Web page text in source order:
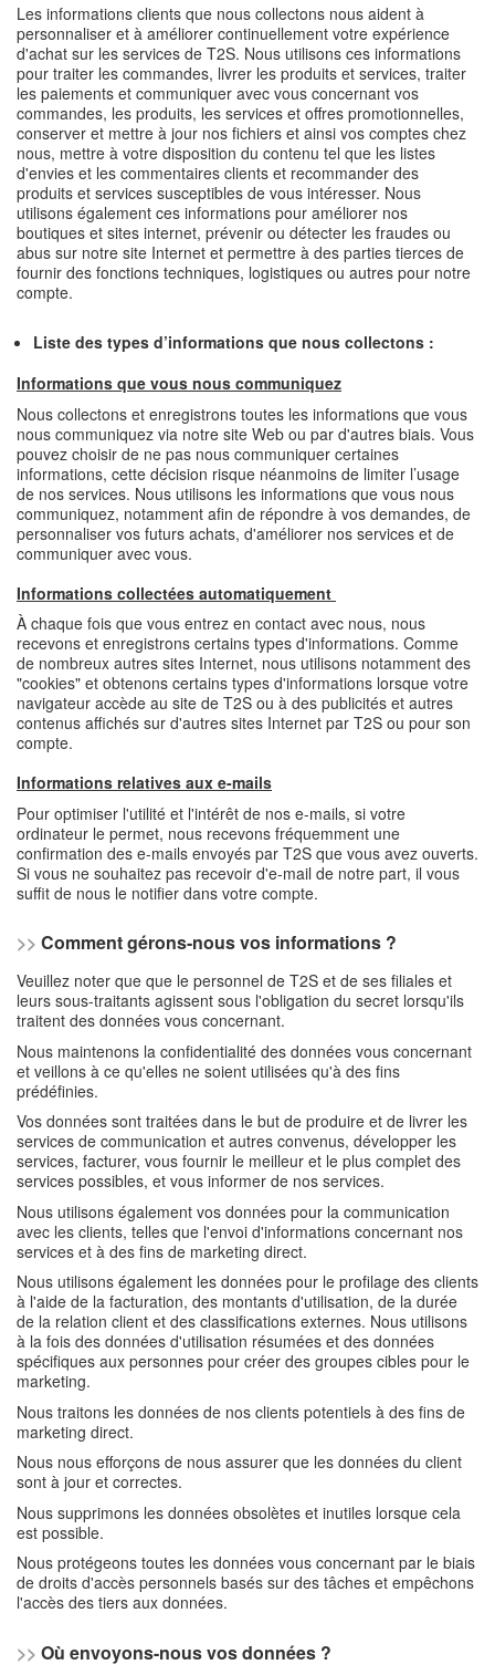
Les informations clients que nous collectons nous aident à
personnaliser et à améliorer continuellement votre expérience
d'achat sur les services de T2S. Nous utilisons ces informations
pour traiter les commandes, livrer les produits et services, traiter
les paiements et communiquer avec vous concernant vos
commandes, les produits, les services et offres promotionnelles,
conserver et mettre à jour nos fichiers et ainsi vos comptes chez
nous, mettre à votre disposition du contenu tel que les listes
d'envies et les commentaires clients et recommander des
produits et services susceptibles de vous intéresser. Nous
utilisons également ces informations pour améliorer nos
boutiques et sites internet, prévenir ou détecter les fraudes ou
abus sur notre site Internet et permettre à des parties tierces de
fournir des fonctions techniques, logistiques ou autres pour notre
compte.
Liste des types d’informations que nous collectons :
Informations que vous nous communiquez
Nous collectons et enregistrons toutes les informations que vous
nous communiquez via notre site Web ou par d'autres biais. Vous
pouvez choisir de ne pas nous communiquer certaines
informations, cette décision risque néanmoins de limiter l’usage
de nos services. Nous utilisons les informations que vous nous
communiquez, notamment afin de répondre à vos demandes, de
personnaliser vos futurs achats, d'améliorer nos services et de
communiquer avec vous.
Informations collectées automatiquement
À chaque fois que vous entrez en contact avec nous, nous
recevons et enregistrons certains types d'informations. Comme
de nombreux autres sites Internet, nous utilisons notamment des
"cookies" et obtenons certains types d'informations lorsque votre
navigateur accède au site de T2S ou à des publicités et autres
contenus affichés sur d'autres sites Internet par T2S ou pour son
compte.
Informations relatives aux e-mails
Pour optimiser l'utilité et l'intérêt de nos e-mails, si votre
ordinateur le permet, nous recevons fréquemment une
confirmation des e-mails envoyés par T2S que vous avez ouverts.
Si vous ne souhaitez pas recevoir d'e-mail de notre part, il vous
suffit de nous le notifier dans votre compte.
>> Comment gérons-nous vos informations ?
Veuillez noter que que le personnel de T2S et de ses filiales et
leurs sous-traitants agissent sous l'obligation du secret lorsqu'ils
traitent des données vous concernant.
Nous maintenons la confidentialité des données vous concernant
et veillons à ce qu'elles ne soient utilisées qu'à des fins
prédéfinies.
Vos données sont traitées dans le but de produire et de livrer les
services de communication et autres convenus, développer les
services, facturer, vous fournir le meilleur et le plus complet des
services possibles, et vous informer de nos services.
Nous utilisons également vos données pour la communication
avec les clients, telles que l'envoi d'informations concernant nos
services et à des fins de marketing direct.
Nous utilisons également les données pour le profilage des clients
à l'aide de la facturation, des montants d'utilisation, de la durée
de la relation client et des classifications externes. Nous utilisons
à la fois des données d'utilisation résumées et des données
spécifiques aux personnes pour créer des groupes cibles pour le
marketing.
Nous traitons les données de nos clients potentiels à des fins de
marketing direct.
Nous nous efforçons de nous assurer que les données du client
sont à jour et correctes.
Nous supprimons les données obsolètes et inutiles lorsque cela
est possible.
Nous protégeons toutes les données vous concernant par le biais
de droits d'accès personnels basés sur des tâches et empêchons
l'accès des tiers aux données.
>> Où envoyons-nous vos données ?